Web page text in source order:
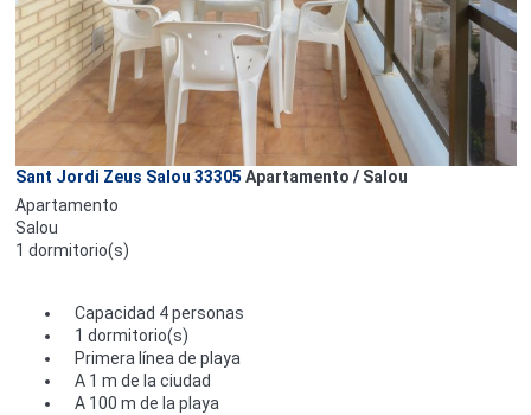
Sant Jordi Zeus Salou 33305 Apartamento / Salou
Apartamento
Salou
1 dormitorio(s)
Capacidad 4 personas
1 dormitorio(s)
Primera línea de playa
A 1 m de la ciudad
A 100 m de la playa